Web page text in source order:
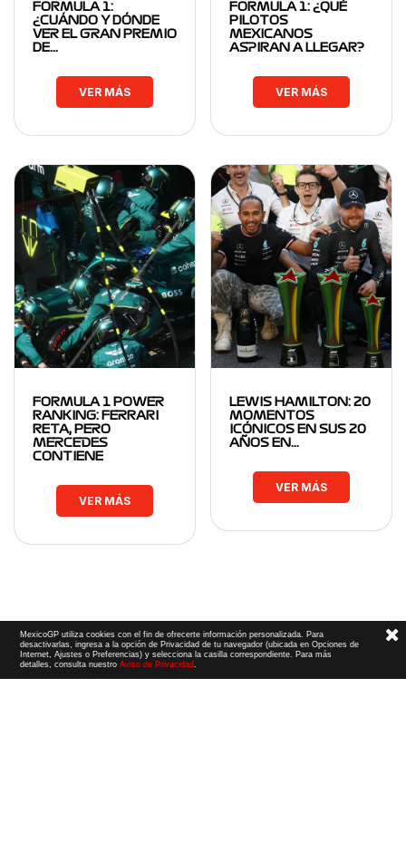
FORMULA 1:
¿CUÁNDO Y DÓNDE
VER EL GRAN PREMIO
DE…
VER MÁS
FORMULA 1: ¿QUÉ
PILOTOS
MEXICANOS
ASPIRAN A LLEGAR?
VER MÁS
FORMULA 1 POWER
RANKING: FERRARI
RETA, PERO
MERCEDES
CONTIENE
VER MÁS
LEWIS HAMILTON: 20
MOMENTOS
ICÓNICOS EN SUS 20
AÑOS EN…
VER MÁS
MexicoGP utiliza cookies con el fin de ofrecerte información personalizada. Para
desactivarlas, ingresa a la opción de Privacidad de tu navegador (ubicada en Opciones de
Internet, Ajustes o Preferencias) y selecciona la casilla correspondiente. Para más
detalles, consulta nuestroAviso de Privacidad.